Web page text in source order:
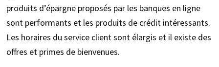
produits d’épargne proposés par les banques en ligne
sont performants et les produits de crédit intéressants.
Les horaires du service client sont élargis et il existe des
offres et primes de bienvenues.